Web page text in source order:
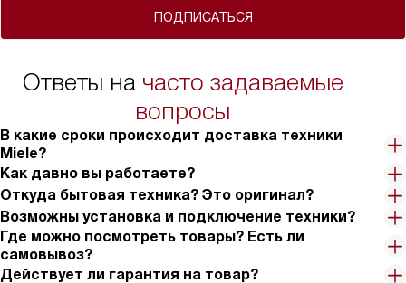
ПОДПИСАТЬСЯ
Ответы на часто задаваемые
вопросы
В какие сроки происходит доставка техники
Miele?
Как давно вы работаете?
Откуда бытовая техника? Это оригинал?
Возможны установка и подключение техники?
Где можно посмотреть товары? Есть ли
самовывоз?
Действует ли гарантия на товар?